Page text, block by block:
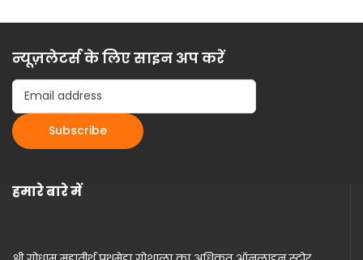
न्यूज़लेटर्स के लिए साइन अप करें
हमारे बारे में